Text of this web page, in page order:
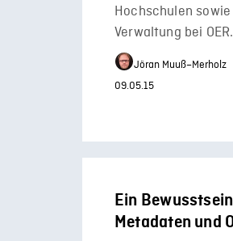
Hochschulen
Verwaltung bei OER.
Jöran Muuß–Merholz
09.05.15
Ein
Metadaten und